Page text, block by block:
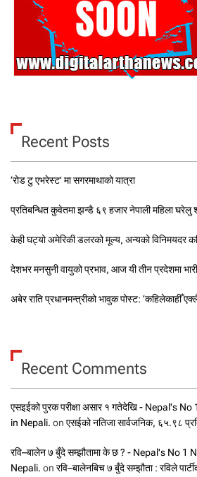
Recent Posts
‘रोड टु एभरेस्ट’ मा सगरमाथाको यात्रा
प्रतिबन्धित कुवेतमा झन्डै ६९ हजार नेपाली महिला घरेलु
केही घट्यो अमेरिकी डलरको मूल्य, अन्यको विनिमयदर
देशभर मनसुनी वायुको प्रभाव, आज यी तीन प्रदेशमा भारी
अबेर राति प्रधानमन्त्रीको भावुक पोस्ट: ‘कहिलेकाहीँ
Recent Comments
एसइईको पुरक परीक्षा असार १ गतेदेखि - Nepal's
in Nepali. on एसईको नतिजा सार्वजनिक, ६५.९८
रवि–बालेन ७ बुँदे सम्झौतामा के छ ? - Nepal's No
Nepali. on रवि–बालेनबिच ७ बुँदे सम्झौता : रविले